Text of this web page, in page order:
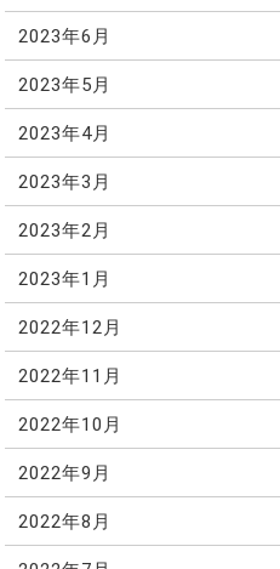
2023年6月
2023年5月
2023年4月
2023年3月
2023年2月
2023年1月
2022年12月
2022年11月
2022年10月
2022年9月
2022年8月